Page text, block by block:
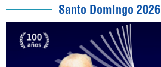
Santo Domingo 2026